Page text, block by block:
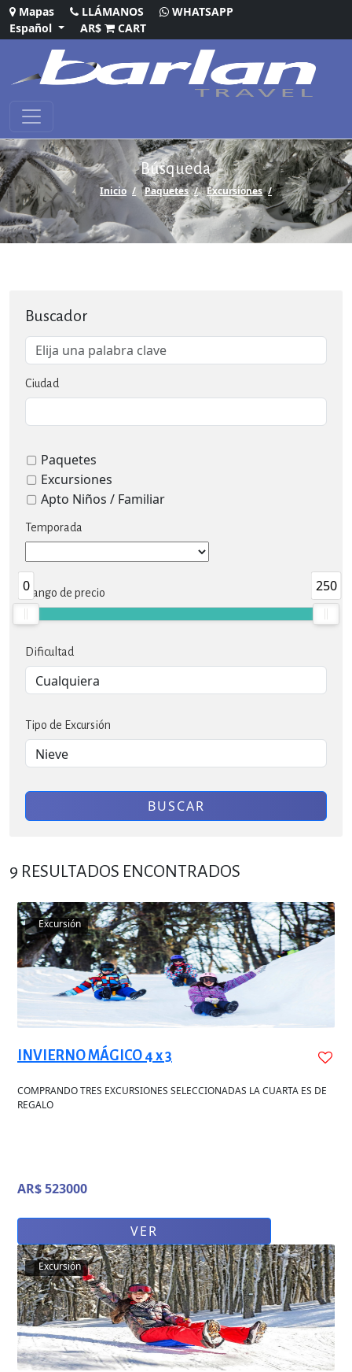
Mapas LLÁMANOS
WHATSAPP
Español
AR$ CART
Búsqueda
Inicio Paquetes Excursiones
Buscador
Ciudad
Paquetes
Excursiones
Apto Niños / Familiar
Temporada
Rango de precio
0 250
Dificultad
Tipo de Excursión
BUSCAR
9 RESULTADOS ENCONTRADOS
Excursión
INVIERNO MÁGICO 4 x 3
COMPRANDO TRES EXCURSIONES SELECCIONADAS LA CUARTA ES DE
REGALO
AR$ 523000
VER
Excursión